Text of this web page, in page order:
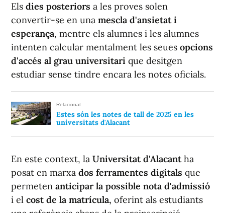
Els dies posteriors a les proves solen
convertir-se en una mescla d'ansietat i
esperança, mentre els alumnes i les alumnes
intenten calcular mentalment les seues opcions
d'accés al grau universitari que desitgen
estudiar sense tindre encara les notes oficials.
Relacionat
Estes són les notes de tall de 2025 en les
universitats d'Alacant
En este context, la Universitat d'Alacantha
posat en marxa dos ferramentes digitals que
permeten anticipar la possible nota d'admissió
i el cost de la matrícula, oferint als estudiants